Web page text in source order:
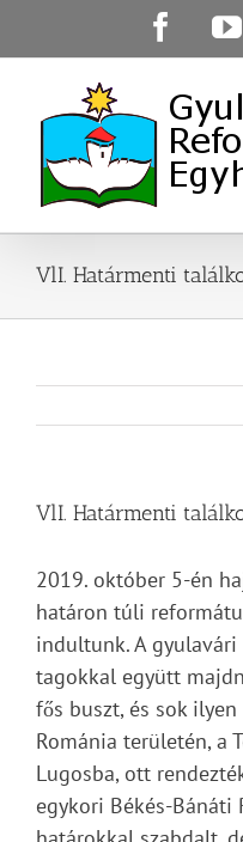
VlI. Határmenti
VlI. Határmenti
2019. október 5-én
határon túli
indultunk. A
tagokkal együtt
fős buszt, és sok
Románia területén, a
Lugosba, ott
egykori Békés-Bánáti